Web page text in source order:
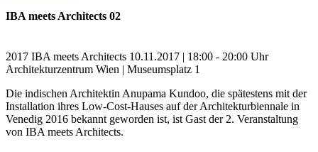
IBA meets Architects 02
2017 IBA meets Architects 10.11.2017 | 18:00 - 20:00 Uhr
Architekturzentrum Wien | Museumsplatz 1
Die indischen Architektin Anupama Kundoo, die spätestens mit der
Installation ihres Low-Cost-Hauses auf der Architekturbiennale in
Venedig 2016 bekannt geworden ist, ist Gast der 2. Veranstaltung
von IBA meets Architects.